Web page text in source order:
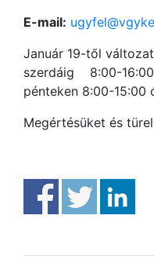
E-mail:
Január 19-től
szerdáig 8:00-
pénteken 8:00-15:00
Megértésüket és